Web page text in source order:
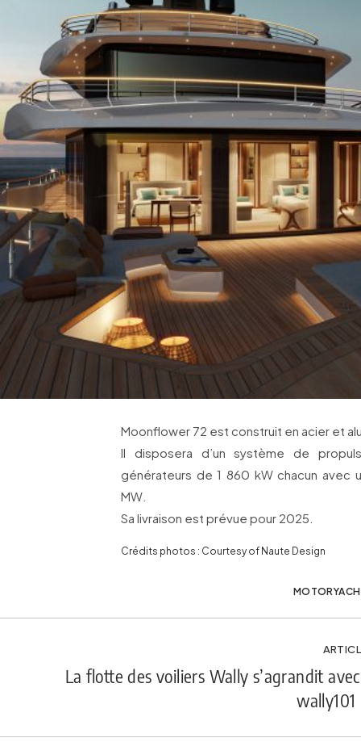
Moonflower 72 est construit en acier et
Il disposera d’un système de
générateurs de 1 860 kW chacun avec
MW.
Sa livraison est prévue pour 2025.
Crédits photos : Courtesy of Naute Design
La flotte des voiliers Wally s’agrandit